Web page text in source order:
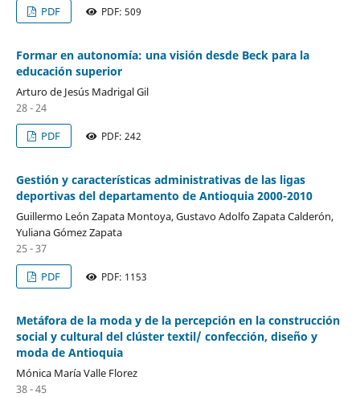
PDF
PDF: 509
Formar en autonomía: una visión desde Beck para la
educación superior
Arturo de Jesús Madrigal Gil
28 - 24
PDF
PDF: 242
Gestión y características administrativas de las ligas
deportivas del departamento de Antioquia 2000-2010
Guillermo León Zapata Montoya, Gustavo Adolfo Zapata Calderón,
Yuliana Gómez Zapata
25 - 37
PDF
PDF: 1153
Metáfora de la moda y de la percepción en la construcción
social y cultural del clúster textil/ confección, diseño y
moda de Antioquia
Mónica María Valle Florez
38 - 45